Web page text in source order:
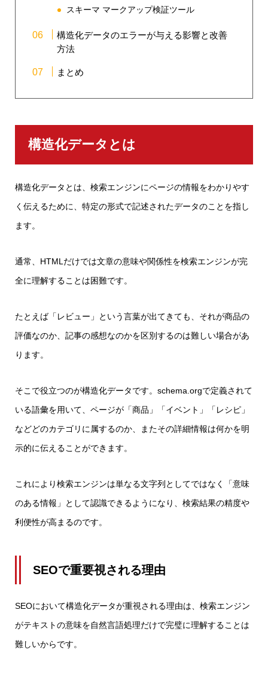
スキーマ マークアップ検証ツール
構造化データのエラーが与える影響と改善
方法
まとめ
構造化データとは
構造化データとは、検索エンジンにページの情報をわかりやす
く伝えるために、特定の形式で記述されたデータのことを指し
ます。
通常、HTMLだけでは文章の意味や関係性を検索エンジンが完
全に理解することは困難です。
たとえば「レビュー」という言葉が出てきても、それが商品の
評価なのか、記事の感想なのかを区別するのは難しい場合があ
ります。
そこで役立つのが構造化データです。schema.orgで定義されて
いる語彙を用いて、ページが「商品」「イベント」「レシピ」
などどのカテゴリに属するのか、またその詳細情報は何かを明
示的に伝えることができます。
これにより検索エンジンは単なる文字列としてではなく「意味
のある情報」として認識できるようになり、検索結果の精度や
利便性が高まるのです。
SEOで重要視される理由
SEOにおいて構造化データが重視される理由は、検索エンジン
がテキストの意味を自然言語処理だけで完璧に理解することは
難しいからです。